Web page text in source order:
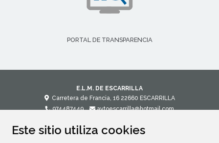
Este sitio utiliza cookies
PORTAL DE TRANSPARENCIA
E.L.M. DE ESCARRILLA
Carretera de Francia, 16 22660 ESCARRILLA
974487449
aytoescarrilla@hotmail.com